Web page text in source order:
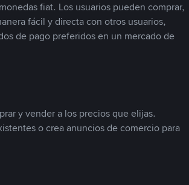
fiat. Los usuarios pueden comprar,
fácil y directa con otros usuarios,
de pago preferidos en un mercado de
y vender a los precios que elijas.
o crea anuncios de comercio para